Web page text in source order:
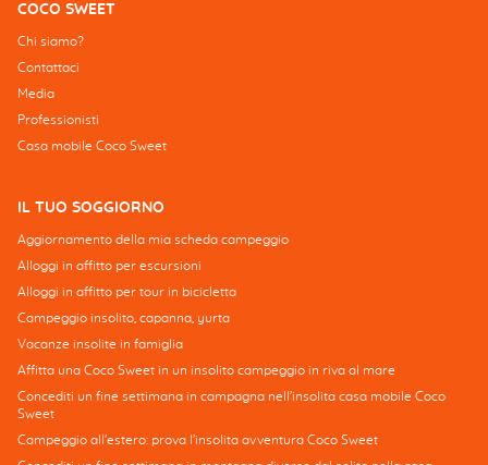
COCO SWEET
Chi siamo?
Contattaci
Media
Professionisti
Casa mobile Coco Sweet
IL TUO SOGGIORNO
Aggiornamento della mia scheda campeggio
Alloggi in affitto per escursioni
Alloggi in affitto per tour in bicicletta
Campeggio insolito, capanna, yurta
Vacanze insolite in famiglia
Affitta una Coco Sweet in un insolito campeggio in riva al mare
Concediti un fine settimana in campagna nell'insolita casa mobile Coco
Sweet
Campeggio all'estero: prova l'insolita avventura Coco Sweet